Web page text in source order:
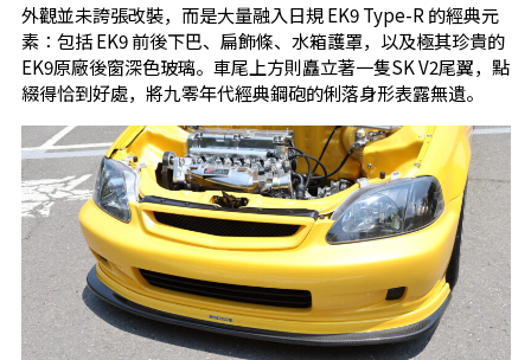
外觀並未誇張改裝，而是大量融入日規 EK9 Type-R 的經典元
素：包括 EK9 前後下巴、扁飾條、水箱護罩，以及極其珍貴的
EK9原廠後窗深色玻璃。車尾上方則矗立著一隻SK V2尾翼，點
綴得恰到好處，將九零年代經典鋼砲的俐落身形表露無遺。